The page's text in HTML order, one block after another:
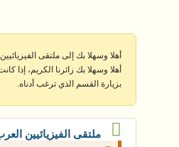
أهلا وسهلا بك إلى ملتقى
أهلا وسهلا بك زائرنا الكريم، إذا
بزيارة القسم الذي ترغب أدناه.
ملتقى الفيزيائيين